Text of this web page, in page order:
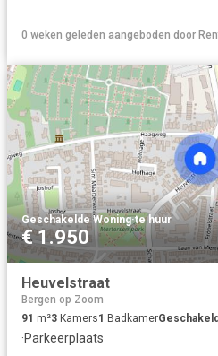
0 weken geleden aangeboden door
Geschakelde Woning·te huur
€ 1.950
Heuvelstraat
Bergen op Zoom
91 m²3 Kamers1 Badkamer
·Parkeerplaats